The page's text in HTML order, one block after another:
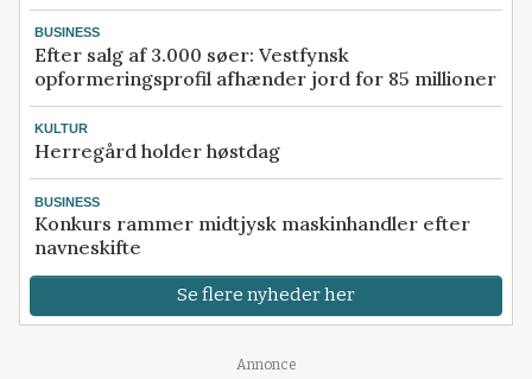
BUSINESS
Efter salg af 3.000 søer: Vestfynsk
opformeringsprofil afhænder jord for 85 millioner
KULTUR
Herregård holder høstdag
BUSINESS
Konkurs rammer midtjysk maskinhandler efter
navneskifte
Se flere nyheder her
Annonce